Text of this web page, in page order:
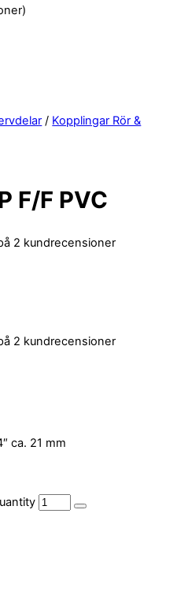
/ Kopplingar Rör &
F/F PVC
2 kundrecensioner
2 kundrecensioner
ca. 21 mm